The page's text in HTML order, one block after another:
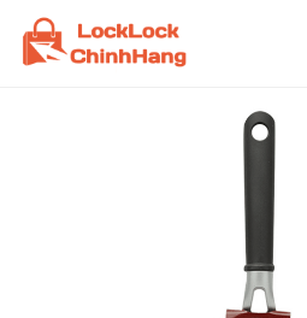
Skip
content